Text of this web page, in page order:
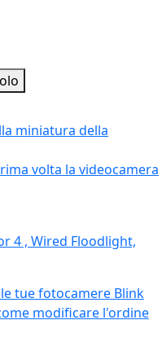
miniatura della
volta la videocamera
4 , Wired Floodlight,
tue fotocamere Blink
modificare l'ordine